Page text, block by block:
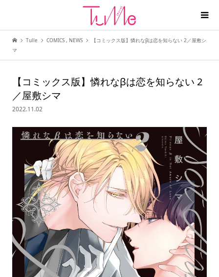
Tulle COMICS , NEWS
【コミックス版】憐れなβは恋を知らない 2／屋敷シ
マ
【コミックス版】憐れなβは恋を知らない 2
／屋敷シマ
2022.11.02